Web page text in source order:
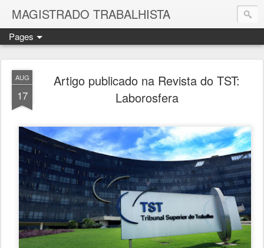
MAGISTRADO TRABALHISTA
Pages
AUG
17
Artigo publicado na Revista do TST:
Laborosfera